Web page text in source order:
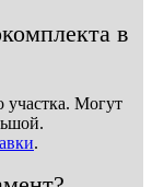
в
участка. Могут
.